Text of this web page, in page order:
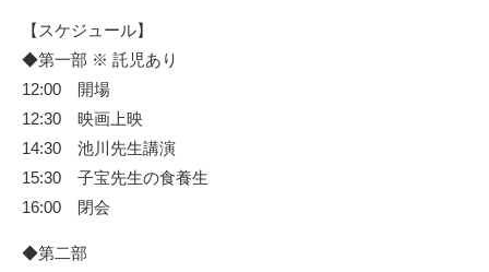
【スケジュール】
◆第一部 ※ 託児あり
12:00 開場
12:30 映画上映
14:30 池川先生講演
15:30 子宝先生の食養生
16:00 閉会
◆第二部